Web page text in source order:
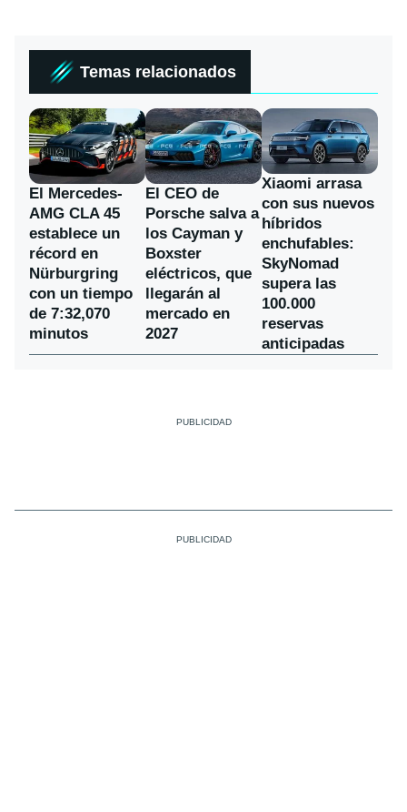
Temas relacionados
El Mercedes-
AMG CLA 45
establece un
récord en
Nürburgring
con un tiempo
de 7:32,070
minutos
El CEO de
Porsche salva a
los Cayman y
Boxster
eléctricos, que
llegarán al
mercado en
2027
Xiaomi arrasa
con sus nuevos
híbridos
enchufables:
SkyNomad
supera las
100.000
reservas
anticipadas